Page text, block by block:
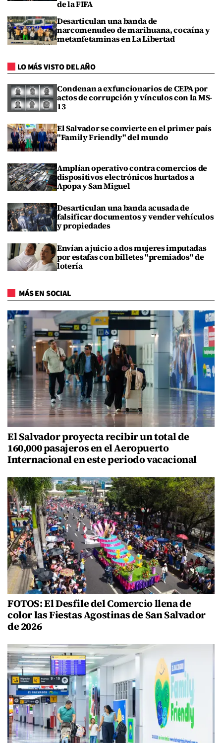
de la FIFA
Desarticulan una banda de
narcomenudeo de marihuana, cocaína y
metanfetaminas en La Libertad
LO MÁS VISTO DEL AÑO
Condenan a exfuncionarios de CEPA por
actos de corrupción y vínculos con la MS-
13
El Salvador se convierte en el primer país
"Family Friendly" del mundo
Amplían operativo contra comercios de
dispositivos electrónicos hurtados a
Apopa y San Miguel
Desarticulan una banda acusada de
falsificar documentos y vender vehículos
y propiedades
Envían a juicio a dos mujeres imputadas
por estafas con billetes "premiados" de
lotería
MÁS EN SOCIAL
El Salvador proyecta recibir un total de
160,000 pasajeros en el Aeropuerto
Internacional en este periodo vacacional
FOTOS: El Desfile del Comercio llena de
color las Fiestas Agostinas de San Salvador
de 2026